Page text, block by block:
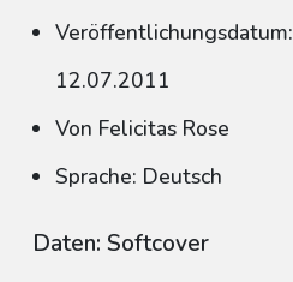
Veröffentlichungsdatum:
12.07.2011
Von Felicitas Rose
Sprache: Deutsch
Daten: Softcover